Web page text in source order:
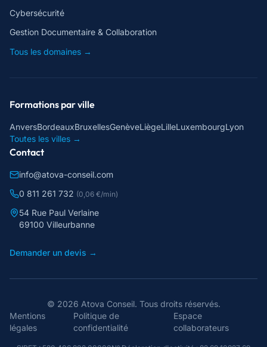
Cybersécurité
Gestion Documentaire & Collaboration
Tous les domaines →
Formations par ville
AnversBordeauxBruxellesGenèveLiègeLilleLuxembourgLyon
Toutes les villes →
Contact
info@atova-conseil.com
0 811 261 732 (0,06 €/min)
54 Rue Paul Verlaine
69100 Villeurbanne
Demander un devis →
© 2026 Atova Conseil. Tous droits réservés.
Mentions
légales
Politique de
confidentialité
Espace
collaborateurs